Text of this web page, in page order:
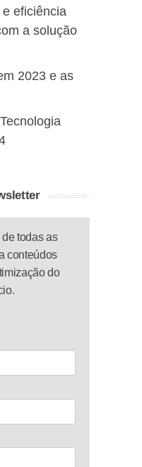
eficiência
a solução
2023 e as
todas as
conteúdos
do